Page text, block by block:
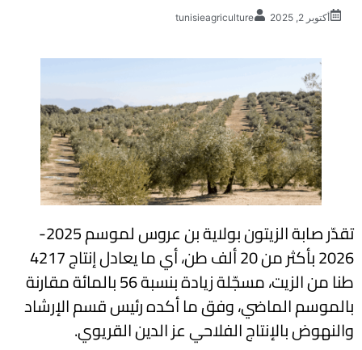
أكتوبر 2, 2025 tunisieagriculture
تقدّر صابة الزيتون بولاية بن عروس لموسم 2025-
2026 بأكثر من 20 ألف طن، أي ما يعادل إنتاج 4217
طنا من الزيت، مسجّلة زيادة بنسبة 56 بالمائة مقارنة
بالموسم الماضي، وفق ما أكده رئيس قسم الإرشاد
والنهوض بالإنتاج الفلاحي عز الدين القريوي.